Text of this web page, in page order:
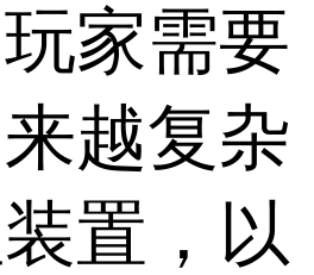
家需要
越复杂
置，以